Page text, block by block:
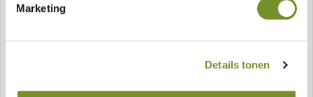
Marketing
Details tonen